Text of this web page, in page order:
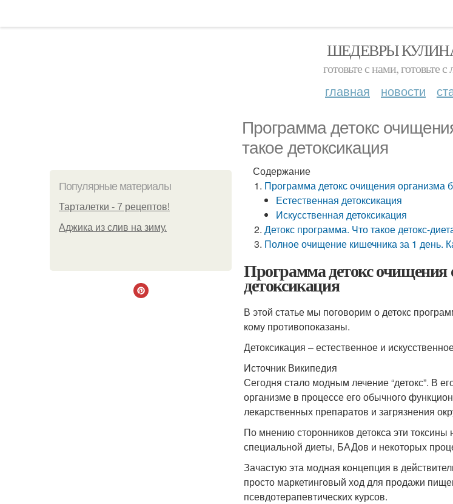
ШЕДЕВРЫ
готовьте с нами, готовьте
главная новости
Программа детокс
такое детоксикация
Популярные материалы
Тарталетки - 7 рецептов!
Аджика из слив на зиму.
Содержание
Программа детокс очищения организма
Естественная детоксикация
Искусственная детоксикация
Детокс программа. Что такое детокс-
Полное очищение кишечника за 1 день.
Программа детокс очищения
детоксикация
В этой статье мы поговорим о детокс
кому противопоказаны.
Детоксикация – естественное и
Источник Википедия
Сегодня стало модным лечение “детокс”. В
организме в процессе его обычного
лекарственных препаратов и загрязнения
По мнению сторонников детокса эти
специальной диеты, БАДов и некоторых
Зачастую эта модная концепция в
просто маркетинговый ход для продажи
псевдотерапевтических курсов.